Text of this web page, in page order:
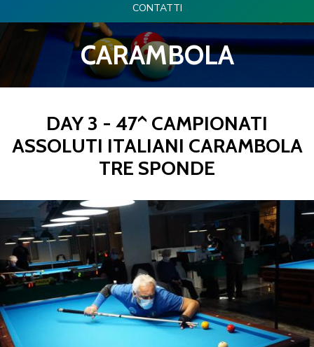
CONTATTI
CARAMBOLA
DAY 3 - 47^ CAMPIONATI
ASSOLUTI ITALIANI CARAMBOLA
TRE SPONDE